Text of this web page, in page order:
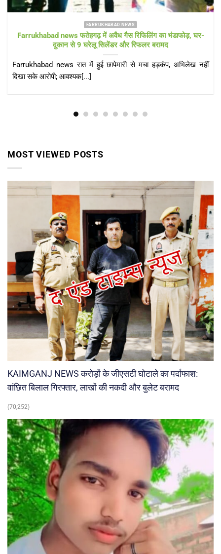
FARRUKHABAD NEWS KAIMGANJ NEWS
KAIMGANJ NEWS प्रधानमंत्री आवास योजना पर उठे सवाल! कच्चे
टीनशेड में गुजर रही जिंदगी, कई बार गुहार के बाद भी नहीं मिला गरीबों को
पक्का आशियाना
KAIMGANJ NEWS कायमगंज, फर्रुखाबाद। केंद्र सरकार की महत्वाकांक्षी
MOST VIEWED POSTS
KAIMGANJ NEWS करोड़ों के जीएसटी घोटाले का पर्दाफाश:
वांछित बिलाल गिरफ्तार, लाखों की नकदी और बुलेट बरामद
(70,252)